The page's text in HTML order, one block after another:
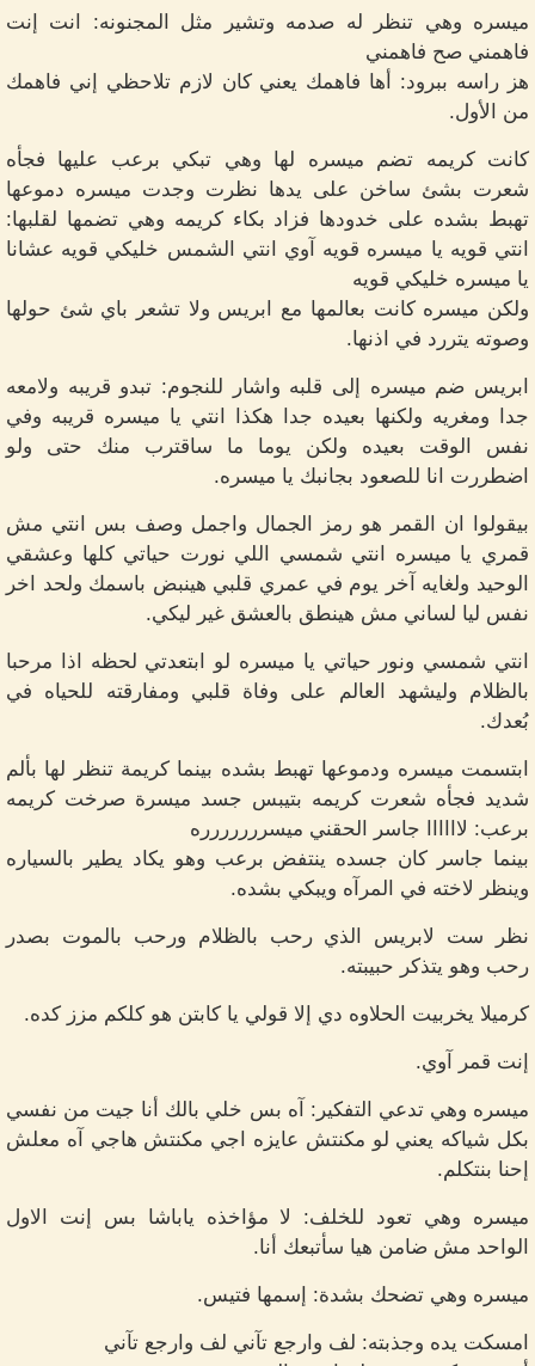
ميسره وهي تنظر له صدمه وتشير مثل المجنونه: انت إنت
فاهمني صح فاهمني
‏هز راسه ببرود: أها فاهمك يعني كان لازم تلاحظي إني فاهمك
من الأول.
كانت كريمه تضم ميسره لها وهي تبكي برعب عليها فجأه
شعرت بشئ ساخن على يدها نظرت وجدت ميسره دموعها
تهبط بشده على خدودها فزاد بكاء كريمه وهي تضمها لقلبها:
انتي قويه يا ميسره قويه آوي انتي الشمس خليكي قويه عشانا
يا ميسره خليكي قويه
ولكن ميسره كانت بعالمها مع ابريس ولا تشعر باي شئ حولها
وصوته يتررد في اذنها.
ابريس ضم ميسره إلى قلبه واشار للنجوم: تبدو قريبه ولامعه
جدا ومغريه ولكنها بعيده جدا هكذا انتي يا ميسره قريبه وفي
نفس الوقت بعيده ولكن يوما ما ساقترب منك حتى ولو
اضطررت انا للصعود بجانبك يا ميسره.
بيقولوا ان القمر هو رمز الجمال واجمل وصف بس انتي مش
قمري يا ميسره انتي شمسي اللي نورت حياتي كلها وعشقي
الوحيد ولغايه آخر يوم في عمري قلبي هينبض باسمك ولحد اخر
نفس ليا لساني مش هينطق بالعشق غير ليكي.
انتي شمسي ونور حياتي يا ميسره لو ابتعدتي لحظه اذا مرحبا
بالظلام وليشهد العالم على وفاة قلبي ومفارقته للحياه في
بُعدك.
ابتسمت ميسره ودموعها تهبط بشده بينما كريمة تنظر لها بألم
شديد فجأه شعرت كريمه بتيبس جسد ميسرة صرخت كريمه
برعب: لاااااا جاسر الحقني ميسررررررره
بينما جاسر كان جسده ينتفض برعب وهو يكاد يطير بالسياره
وينظر لاخته في المرآه ويبكي بشده.
نظر ست لابريس الذي رحب بالظلام ورحب بالموت بصدر
رحب وهو يتذكر حبيبته.
كرميلا يخربيت الحلاوه دي إلا قولي يا كابتن هو كلكم مزز كده.
إنت قمر آوي.
ميسره وهي تدعي التفكير: آه بس خلي بالك أنا جيت من نفسي
بكل شياكه يعني لو مكنتش عايزه اجي مكنتش هاجي آه معلش
إحنا بنتكلم.
ميسره وهي تعود للخلف: لا مؤاخذه ياباشا بس إنت الاول
الواحد مش ضامن هيا سأتبعك أنا.
ميسره وهي تضحك بشدة: إسمها فتيس.
امسكت يده وجذبته: لف وارجع تآني لف وارجع تآني